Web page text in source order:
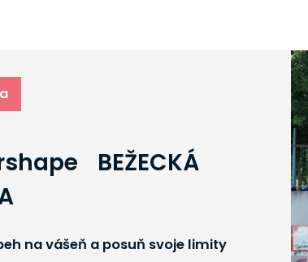
BEŽECKÁ
na vášeň a posuň svoje limity